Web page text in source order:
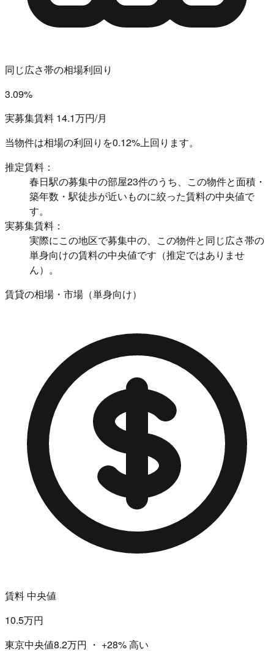
同じ広さ帯の相場利回り
3.09%
実募集賃料 14.1万円/月
当物件は相場の利回りを0.12%上回ります。
推定賃料：
春日駅の募集中の部屋23件のうち、この物件と面積・
築年数・駅徒歩が近いものに絞った賃料の中央値で
す。
実募集賃料：
実際にこの地区で募集中の、この物件と同じ広さ帯の
単身向けの賃料の中央値です（推定ではありませ
ん）。
賃貸の相場・市場（単身向け）
賃料 中央値
10.5万円
東京中央値8.2万円 ・ +28%高い